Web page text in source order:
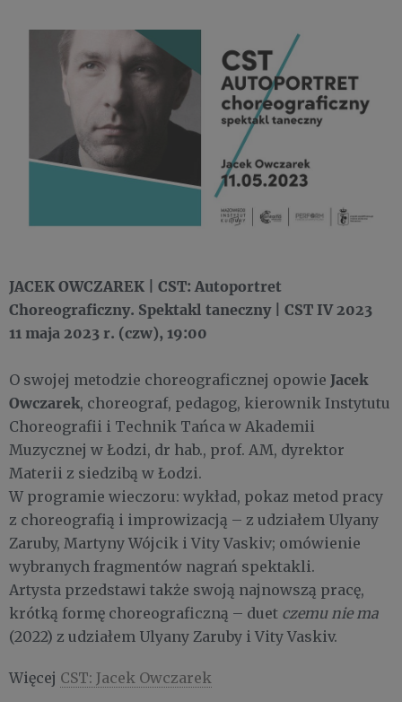
JACEK OWCZAREK | CST: Autoportret
Choreograficzny. Spektakl taneczny | CST IV 2023
11 maja 2023 r. (czw), 19:00
O swojej metodzie choreograficznej opowie Jacek
Owczarek, choreograf, pedagog, kierownik Instytutu
Choreografii i Technik Tańca w Akademii
Muzycznej w Łodzi, dr hab., prof. AM, dyrektor
Materii z siedzibą w Łodzi.
W programie wieczoru: wykład, pokaz metod pracy
z choreografią i improwizacją – z udziałem Ulyany
Zaruby, Martyny Wójcik i Vity Vaskiv; omówienie
wybranych fragmentów nagrań spektakli.
Artysta przedstawi także swoją najnowszą pracę,
krótką formę choreograficzną – duet czemu nie ma
(2022) z udziałem Ulyany Zaruby i Vity Vaskiv.
Więcej CST: Jacek Owczarek